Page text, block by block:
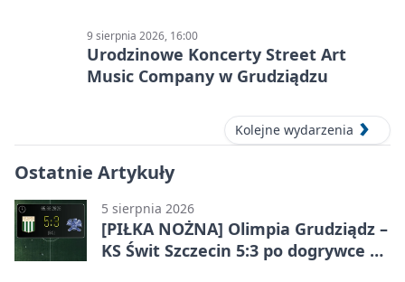
9 sierpnia 2026, 16:00
Urodzinowe Koncerty Street Art
Music Company w Grudziądzu
Kolejne wydarzenia
Ostatnie Artykuły
5 sierpnia 2026
[PIŁKA NOŻNA] Olimpia Grudziądz –
KS Świt Szczecin 5:3 po dogrywce w